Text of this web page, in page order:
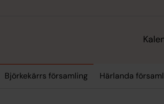
Björkekärrs församling Härlanda